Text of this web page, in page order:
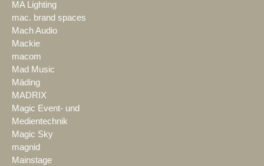
MA Lighting
mac. brand spaces
Mach Audio
Mackie
macom
Mad Music
Mäding
MADRIX
Magic Event- und
Medientechnik
Magic Sky
magnid
Mainstage